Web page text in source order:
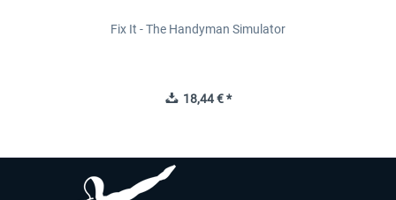
Fix It - The Handyman Simulator
18,44 € *